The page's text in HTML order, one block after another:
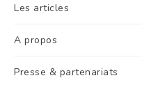
Les articles
A propos
Presse & partenariats